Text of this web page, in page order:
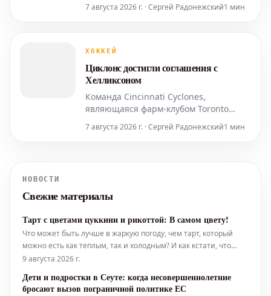
хоккейной лиги Vancouver Canucks,
сезон 2026-27. 24-летний Эллис
профессиональном уровне.
7 августа 2026 г. · Сергей Радонежский1 мин
ХОККЕЙ
Циклонс достигли соглашения с
Хелликсоном
Команда Cincinnati Cyclones,
являющаяся фарм-клубом Toronto
подписании контракта с защитником
последнего выступления в сезоне
7 августа 2026 г. · Сергей Радонежский1 мин
НОВОСТИ
Свежие материалы
Тарт с цветами цуккини и рикоттой: В самом цвету!
Что может быть лучше в жаркую погоду, чем тарт, который
можно есть как теплым, так и холодным? И как кстати, что
самый вкусный цветок сейчас в самом разгаре сезона. Цветы
Долгое время 51-летн
9 августа 2026 г.
Дети и подростки в Сеуте: когда несовершеннолетние
бросают вызов пограничной политике ЕС